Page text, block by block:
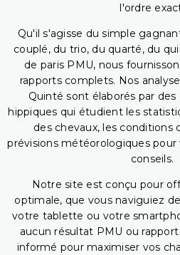
l'ordre
Qu'il s'agisse du simple
couplé, du trio, du quarté, du
de paris PMU, nous
rapports complets. Nos
Quinté sont élaborés par
hippiques qui étudient les
des chevaux, les conditions
prévisions météorologiques pour
conseils.
Notre site est conçu pour
optimale, que vous naviguiez
votre tablette ou votre
aucun résultat PMU ou
informé pour maximiser vos